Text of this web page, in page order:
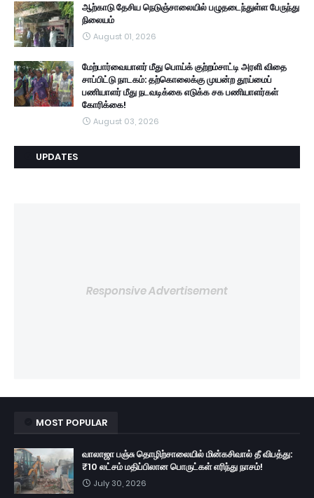
ஆற்காடு தேசிய நெடுஞ்சாலையில் பழுதடைந்துள்ள பேருந்து
நிலையம்
August 01, 2026
மேற்பார்வையாளர் மீது பொய்க் குற்றம்சாட்டி அரளி விதை
சாப்பிட்டு நாடகம்: தற்கொலைக்கு முயன்ற தூய்மைப்
பணியாளர் மீது நடவடிக்கை எடுக்க சக பணியாளர்கள்
கோரிக்கை!
August 03, 2026
UPDATES
Responsive Advertisement
MOST POPULAR
வாலாஜா பஞ்சு தொழிற்சாலையில் மின்கசிவால் தீ விபத்து:
₹10 லட்சம் மதிப்பிலான பொருட்கள் எரிந்து நாசம்!
July 30, 2026